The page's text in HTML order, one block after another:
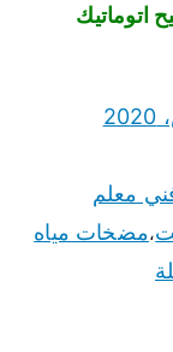
55850065 تصليح اتوماتيك
معلم
،مضخات مياه